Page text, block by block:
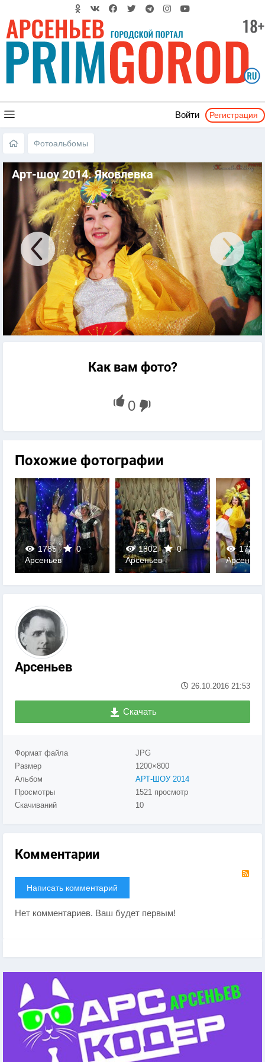
Войти Регистрация
Фотоальбомы
Арт-шоу 2014. Яковлевка
Как вам фото?
Похожие фотографии
1802
0
0
Арсеньев
1722
0
0
Арсеньев
1567
0
Арсеньев
Арсеньев
26.10.2016 21:53
Скачать
Формат файла
JPG
Размер
1200×800
Альбом
АРТ-ШОУ 2014
Просмотры
1521 просмотр
Скачиваний
10
Комментарии
Написать комментарий
Нет комментариев. Ваш будет первым!